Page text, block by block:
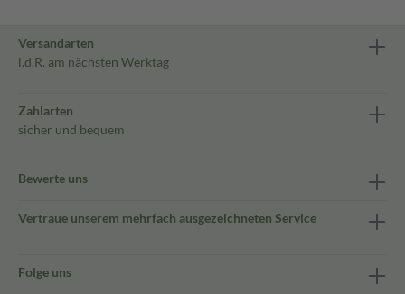
Versandarten
i.d.R. am nächsten Werktag
Zahlarten
sicher und bequem
Bewerte uns
Vertraue unserem mehrfach ausgezeichneten Service
Folge uns